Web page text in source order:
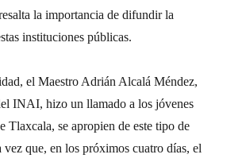
la importancia de difundir la
instituciones públicas.
el Maestro Adrián Alcalá Méndez,
INAI, hizo un llamado a los jóvenes
Tlaxcala, se apropien de este tipo de
vez que, en los próximos cuatro días, el